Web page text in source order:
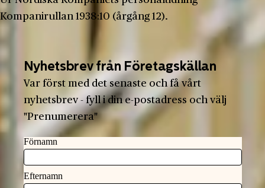
Kompanirullan 1938:10 (årgång 12).
Nyhetsbrev från Företagskällan
Var först med det senaste och få vårt
nyhetsbrev - fyll i din e-postadress och välj
"Prenumerera"